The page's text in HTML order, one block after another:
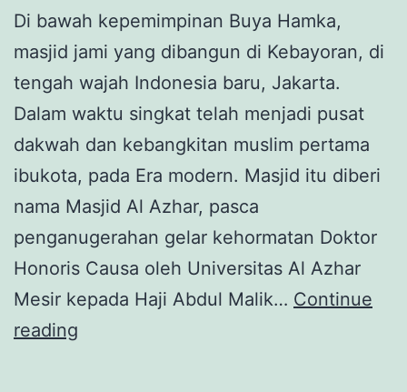
Di bawah kepemimpinan Buya Hamka,
masjid jami yang dibangun di Kebayoran, di
tengah wajah Indonesia baru, Jakarta.
Dalam waktu singkat telah menjadi pusat
dakwah dan kebangkitan muslim pertama
ibukota, pada Era modern. Masjid itu diberi
nama Masjid Al Azhar, pasca
penganugerahan gelar kehormatan Doktor
Honoris Causa oleh Universitas Al Azhar
Mesir kepada Haji Abdul Malik… Continue
reading